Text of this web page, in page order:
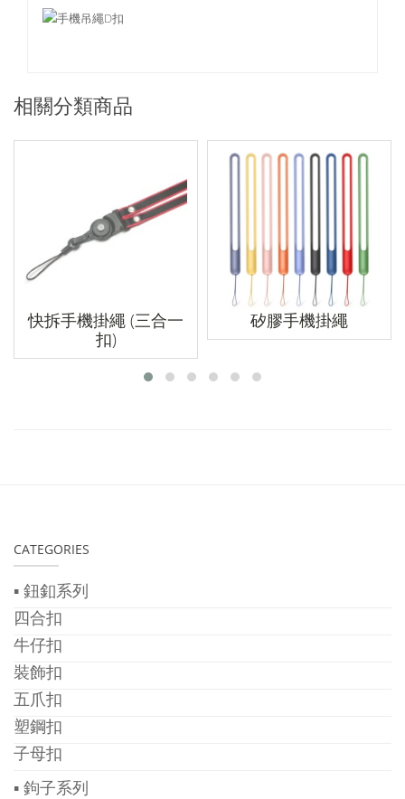
相關分類商品
快拆手機掛繩 (三合一
扣)
矽膠手機掛繩
CATEGORIES
▪ 鈕釦系列
四合扣
牛仔扣
裝飾扣
五爪扣
塑鋼扣
子母扣
▪ 鉤子系列